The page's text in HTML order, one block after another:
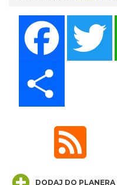
Wakacyjna
Ustroń
4.62 km
DODAJ DO PLANERA